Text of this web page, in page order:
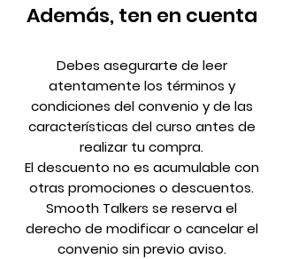
Además, ten en cuenta
Debes asegurarte de leer
atentamente los términos y
condiciones del convenio y de las
características del curso antes de
realizar tu compra.
El descuento no es acumulable con
otras promociones o descuentos.
Smooth Talkers se reserva el
derecho de modificar o cancelar el
convenio sin previo aviso.